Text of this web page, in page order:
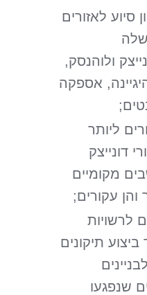
יותר מ-2,000 טון סיוע לאזורים
ולוהנסק,
אספקה
ליותר
דונייצק
מקומיים
עקורים;
לרשויות
תיקונים
שנפגעו